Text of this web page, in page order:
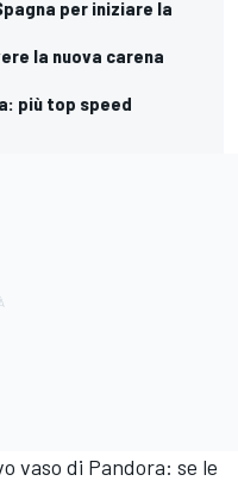
per iniziare la
la nuova carena
più top speed
vaso di Pandora: se le